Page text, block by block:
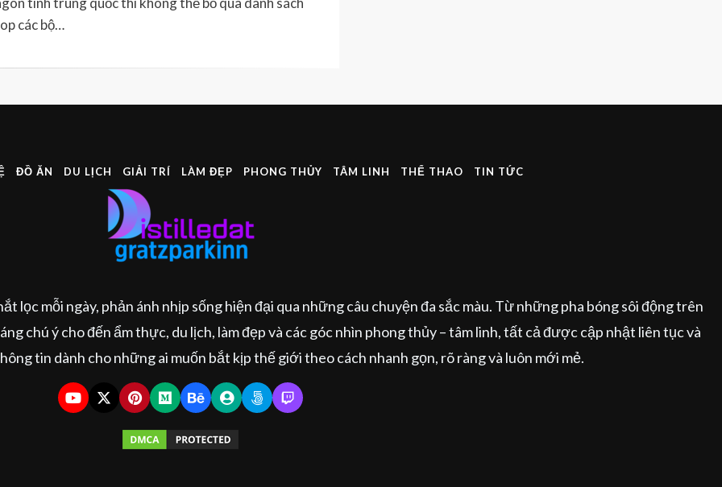
các bộ…
ĐỒ ĂN DU LỊCH GIẢI TRÍ LÀM ĐẸP PHONG THỦY TÂM LINH THỂ THAO TIN TỨC
mỗi ngày, phản ánh nhịp sống hiện đại qua những câu chuyện đa sắc màu. Từ những pha bóng sôi động trên
chú ý cho đến ẩm thực, du lịch, làm đẹp và các góc nhìn phong thủy – tâm linh, tất cả được cập nhật liên tục và
tin dành cho những ai muốn bắt kịp thế giới theo cách nhanh gọn, rõ ràng và luôn mới mẻ.